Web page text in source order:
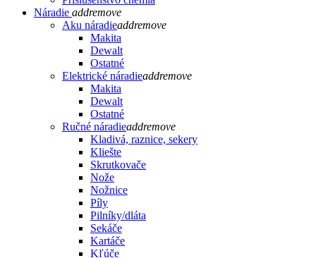
Náradie addremove
Aku náradieaddremove
Makita
Dewalt
Ostatné
Elektrické náradieaddremove
Makita
Dewalt
Ostatné
Ručné náradieaddremove
Kladivá, raznice, sekery
Kliešte
Skrutkovače
Nože
Nožnice
Píly
Pilníky/dláta
Sekáče
Kartáče
Kľúče